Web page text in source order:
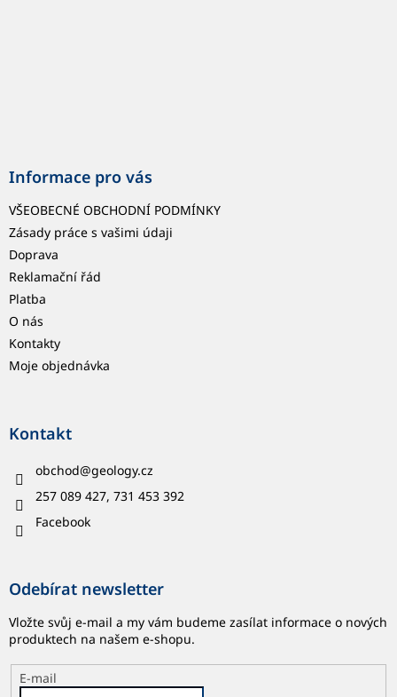
Informace pro vás
VŠEOBECNÉ OBCHODNÍ PODMÍNKY
Zásady práce s vašimi údaji
Doprava
Reklamační řád
Platba
O nás
Kontakty
Moje objednávka
Kontakt
obchod@geology.cz
257 089 427, 731 453 392
Facebook
Odebírat newsletter
Vložte svůj e-mail a my vám budeme zasílat informace o nových
produktech na našem e-shopu.
E-mail